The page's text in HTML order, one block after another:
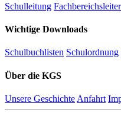
Schulleitung Fachbereichsleiter
Wichtige Downloads
Schulbuchlisten Schulordnung
Über die KGS
Unsere Geschichte Anfahrt